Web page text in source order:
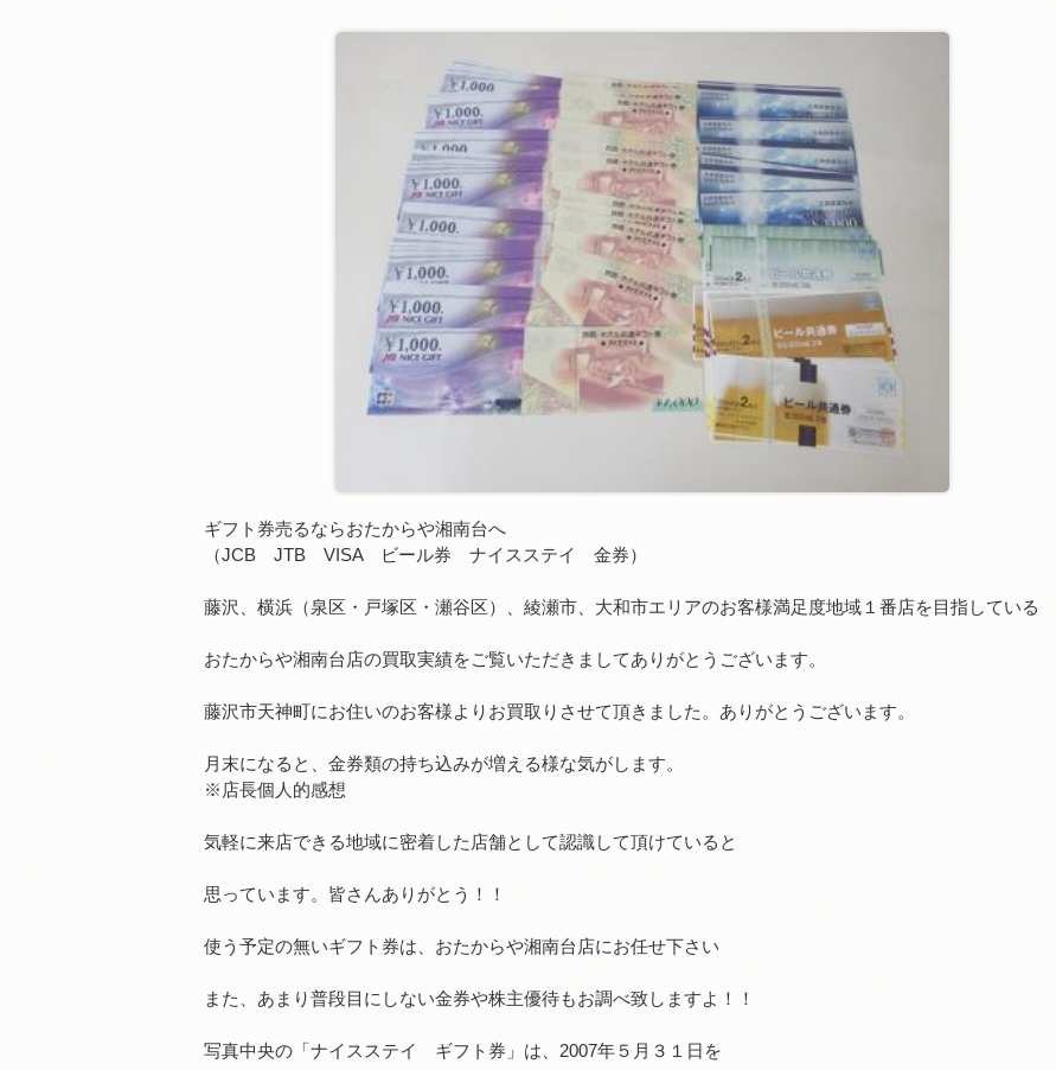
ギフト券売るならおたからや湘南台へ
（JCB JTB VISA ビール券 ナイスステイ 金券）
藤沢、横浜（泉区・戸塚区・瀬谷区）、綾瀬市、大和市エリアのお客様満足度地域１番店を目指している
おたからや湘南台店の買取実績をご覧いただきましてありがとうございます。
藤沢市天神町にお住いのお客様よりお買取りさせて頂きました。ありがとうございます。
月末になると、金券類の持ち込みが増える様な気がします。
※店長個人的感想
気軽に来店できる地域に密着した店舗として認識して頂けていると
思っています。皆さんありがとう！！
使う予定の無いギフト券は、おたからや湘南台店にお任せ下さい
また、あまり普段目にしない金券や株主優待もお調べ致しますよ！！
写真中央の「ナイスステイ ギフト券」は、2007年５月３１日を